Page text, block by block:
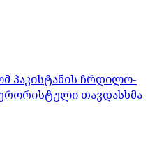
პაკისტანის ჩრდილო-
თავდასხმა